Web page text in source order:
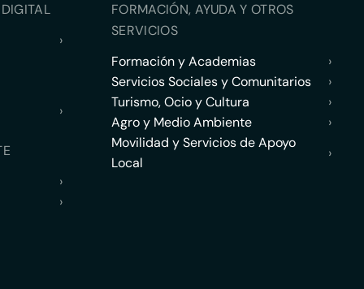
›
›
›
›
FORMACIÓN, AYUDA Y OTROS
SERVICIOS
Formación y Academias
›
Servicios Sociales y Comunitarios
›
Turismo, Ocio y Cultura
›
Agro y Medio Ambiente
›
Movilidad y Servicios de Apoyo
Local
›